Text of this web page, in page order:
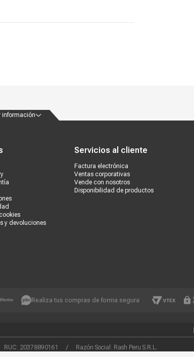
información
y devoluciones
Servicios al cliente
Factura electrónica
Ventas corporativas
Vende con nosotros
Disponibilidad de productos
Realiza tus compras de forma segura
RUC: 20378890161 / Razón Social: Rash Peru S.R.L.